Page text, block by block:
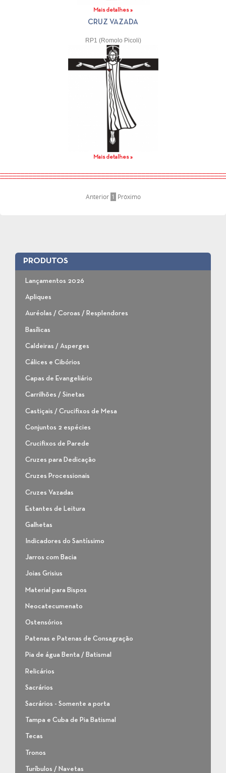
Mais detalhes »
CRUZ VAZADA
RP1 (Romolo Picoli)
Mais detalhes »
Anterior 1 Próximo
PRODUTOS
Lançamentos 2026
Apliques
Auréolas / Coroas / Resplendores
Basílicas
Caldeiras / Asperges
Cálices e Cibórios
Capas de Evangeliário
Carrilhões / Sinetas
Castiçais / Crucifixos de Mesa
Conjuntos 2 espécies
Crucifixos de Parede
Cruzes para Dedicação
Cruzes Processionais
Cruzes Vazadas
Estantes de Leitura
Galhetas
Indicadores do Santíssimo
Jarros com Bacia
Joias Grisius
Material para Bispos
Neocatecumenato
Ostensórios
Patenas e Patenas de Consagração
Pia de água Benta / Batismal
Relicários
Sacrários
Sacrários - Somente a porta
Tampa e Cuba de Pia Batismal
Tecas
Tronos
Turíbulos / Navetas